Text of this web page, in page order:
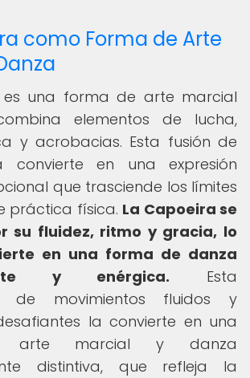
como Forma de Arte
es una forma de arte marcial
elementos de lucha,
y acrobacias. Esta fusión de
convierte en una expresión
que trasciende los límites
práctica física. La Capoeira se
su fluidez, ritmo y gracia, lo
en una forma de danza
y enérgica. Esta
de movimientos fluidos y
la convierte en una
arte marcial y danza
distintiva, que refleja la